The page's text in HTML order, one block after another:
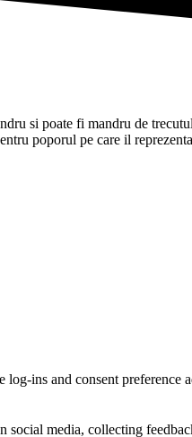
si poate fi mandru de
poporul pe care il
log-ins and consent preference
social media, collecting